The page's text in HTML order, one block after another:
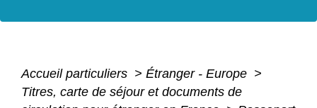
Accueil particuliers > Étranger - Europe >
Titres, carte de séjour et documents de